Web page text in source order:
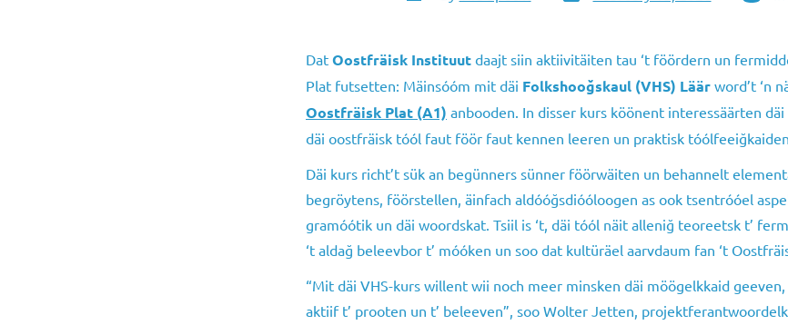
author
Dat Oostfräisk Instituut daajt siin aktiivitäiten tau ‘t föördern un
Plat futsetten: Mäinsóóm mit däi Folkshooğskaul (VHS) Läär word’t ‘n
Oostfräisk Plat (A1) anbooden. In disser kurs köönent interessäärten
däi oostfräisk tóól faut föör faut kennen leeren un praktisk
Däi kurs richt’t sük an begünners sünner föörwäiten un behannelt
begröytens, föörstellen, äinfach aldóóğsdióóloogen as ook tsentróóel
gramóótik un däi woordskat. Tsiil is ‘t, däi tóól näit alleniğ teoreetsk t’
‘t aldağ beleevbor t’ móóken un soo dat kultüräel aarvdaum fan ‘t
“Mit däi VHS-kurs willent wii noch meer minsken däi möögelkkaid
aktiif t’ prooten un t’ beleeven”, soo Wolter Jetten,